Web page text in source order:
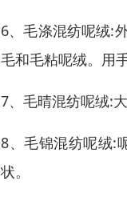
6、毛涤混纺呢绒:
毛和毛粘呢绒。用
7、毛晴混纺呢绒:
8、毛锦混纺呢绒:
状。